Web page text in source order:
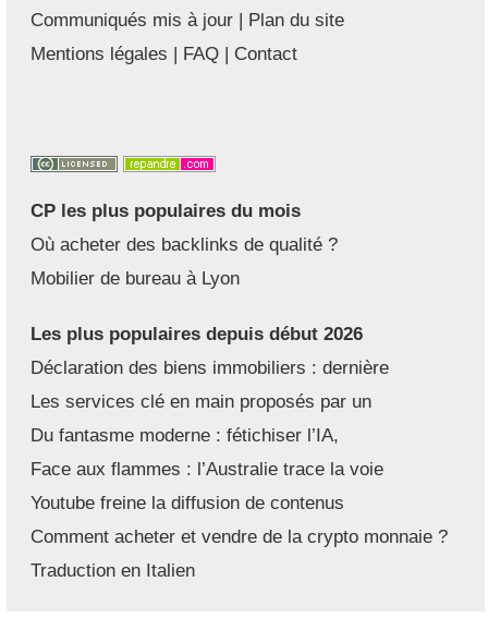
Communiqués mis à jour | Plan du site
Mentions légales | FAQ | Contact
CP les plus populaires du mois
Où acheter des backlinks de qualité ?
Mobilier de bureau à Lyon
Les plus populaires depuis début 2026
Déclaration des biens immobiliers : dernière
Les services clé en main proposés par un
Du fantasme moderne : fétichiser l’IA,
Face aux flammes : l’Australie trace la voie
Youtube freine la diffusion de contenus
Comment acheter et vendre de la crypto monnaie ?
Traduction en Italien